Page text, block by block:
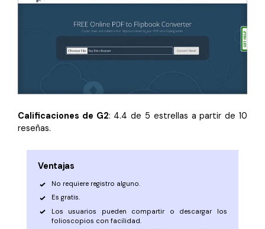
Calificaciones de G2: 4.4 de 5 estrellas a partir de 10
reseñas.
Ventajas
No requiere registro alguno.
Es gratis.
Los usuarios pueden compartir o descargar los
folioscopios con facilidad.